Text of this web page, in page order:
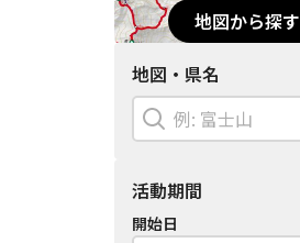
地図から探す
地図・県名
活動期間
開始日